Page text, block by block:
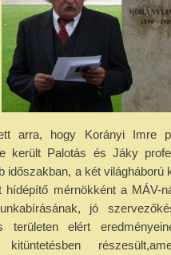
arra, hogy Korányi Imre
került Palotás és Jáky
időszakban, a két világháború
hídépítő mérnökként a MÁV-
jó
területen elért
kitüntetésben